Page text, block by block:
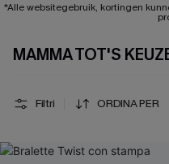
*Alle websitegebruik, kortingen
MAMMA TOT'S
Filtri ORDINA PER